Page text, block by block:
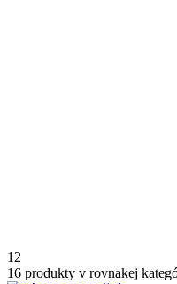
1 2
16 produkty v rovnakej